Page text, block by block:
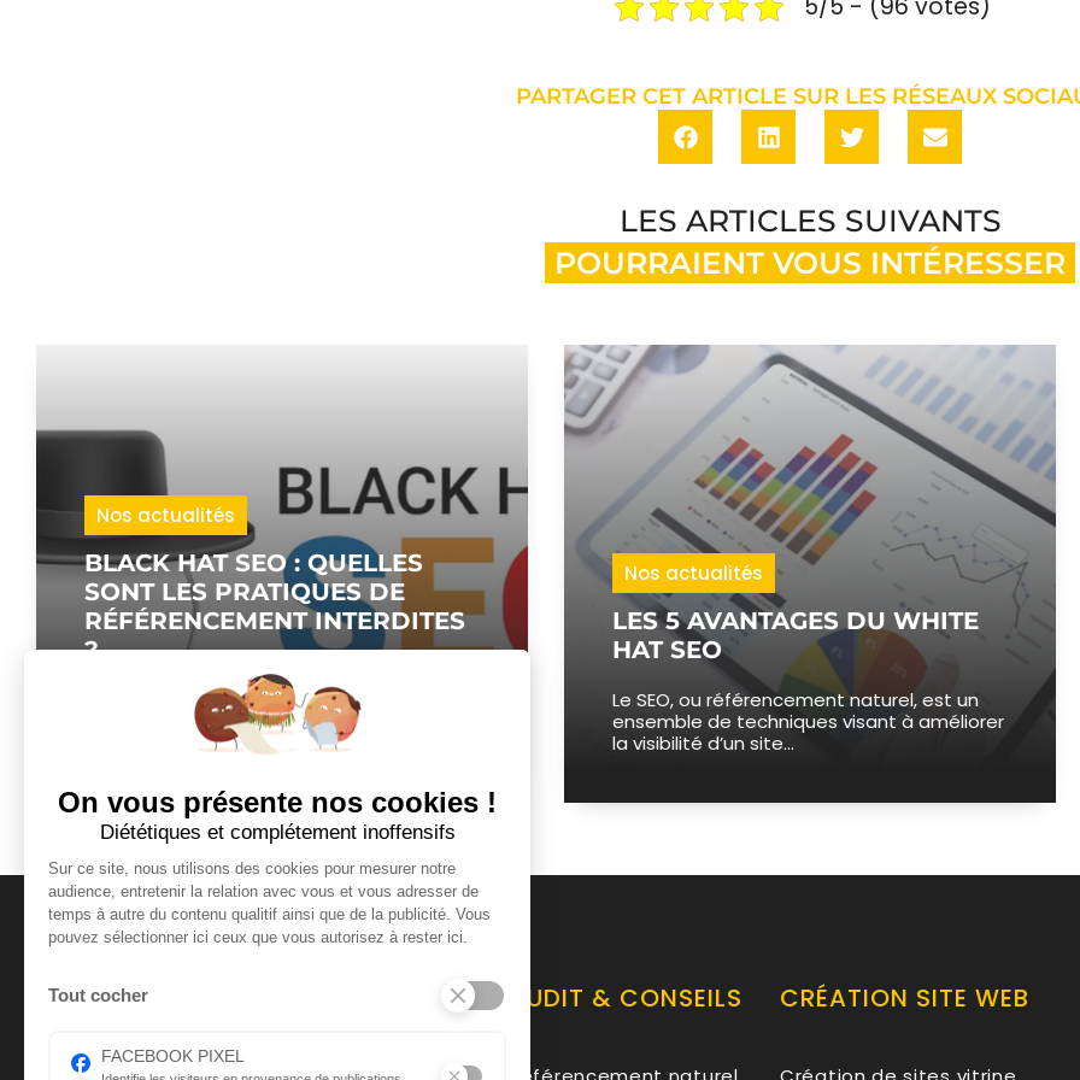
5/5 - (96 votes)
PARTAGER CET ARTICLE SUR LES RÉSEAUX
LES ARTICLES SUIVANTS
POURRAIENT VOUS INTÉRESSER
Nos actualités
BLACK HAT SEO : QUELLES
SONT LES PRATIQUES DE
RÉFÉRENCEMENT INTERDITES
?
Le SEO (Search Engine Optimization) est
une discipline essentielle pour améliorer la
visibilité d’un site web sur...
Nos actualités
LES 5 AVANTAGES DU WHITE
HAT SEO
Le SEO, ou référencement naturel, est un
ensemble de techniques visant à améliorer
la visibilité d’un site...
AUDIT & CONSEILS CRÉATION SITE WEB
On vous présente nos cookies !
Diététiques et complétement inoffensifs
Sur ce site, nous utilisons des cookies pour mesurer notre
audience, entretenir la relation avec vous et vous adresser de
temps à autre du contenu qualitif ainsi que de la publicité. Vous
pouvez sélectionner ici ceux que vous autorisez à rester ici.
Tout cocher
FACEBOOK PIXEL